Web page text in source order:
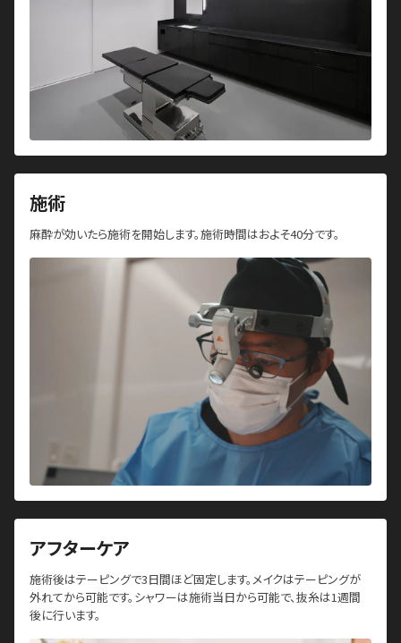
施術
麻酔が効いたら施術を開始します。施術時間はおよそ40分です。
アフターケア
施術後はテーピングで3日間ほど固定します。メイクはテーピングが
外れてから可能です。シャワーは施術当日から可能で、抜糸は1週間
後に行います。